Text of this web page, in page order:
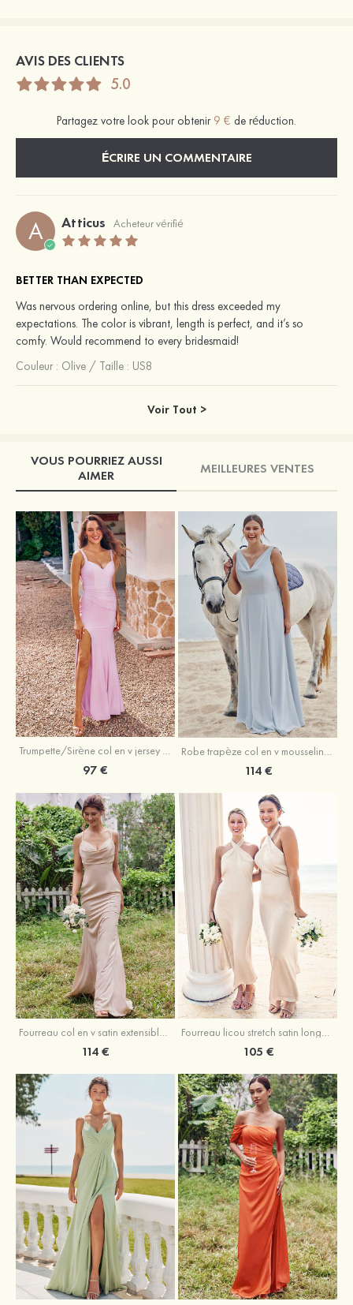
AVIS DES CLIENTS
5.0
Partagez votre look pour obtenir 9 € de réduction.
ÉCRIRE UN COMMENTAIRE
A Atticus Acheteur vérifié
BETTER THAN EXPECTED
Was nervous ordering online, but this dress exceeded my
expectations. The color is vibrant, length is perfect, and it’s so
comfy. Would recommend to every bridesmaid!
Couleur : Olive / Taille : US8
Voir Tout >
VOUS POURRIEZ AUSSI
AIMER
MEILLEURES VENTES
Trumpette/Sirène col en v jersey ras du sol robe de demoiselle d'honneur
97 € 114 €
Fourreau col en v satin extensible ras du sol robe de demoiselle d'honneur
114 €
Fourreau licou stretch satin longueur cheville robe de demoiselle d'honneur
105 €